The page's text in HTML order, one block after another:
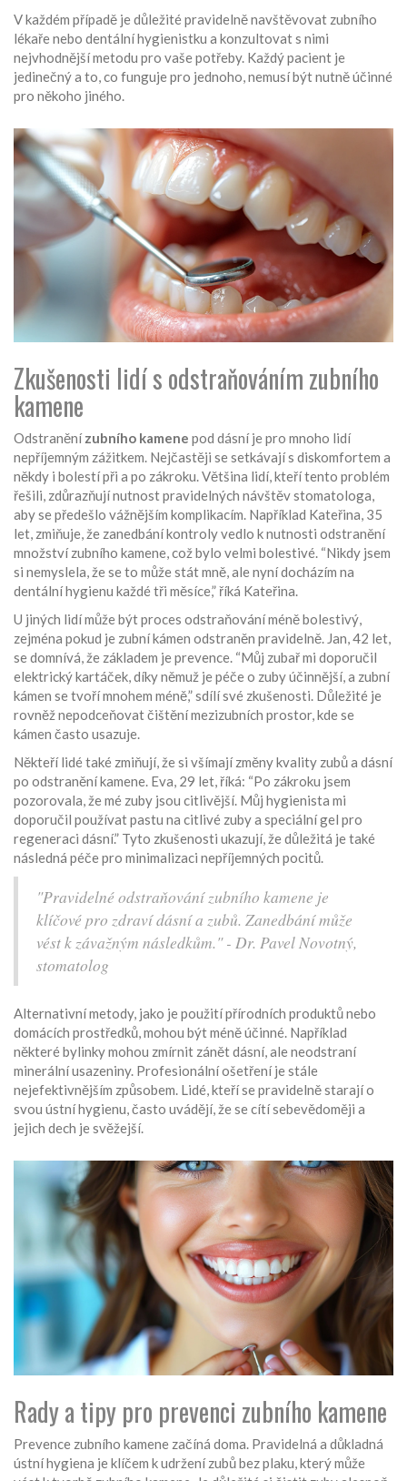
V každém případě je důležité pravidelně navštěvovat zubního
lékaře nebo dentální hygienistku a konzultovat s nimi
nejvhodnější metodu pro vaše potřeby. Každý pacient je
jedinečný a to, co funguje pro jednoho, nemusí být nutně účinné
pro někoho jiného.
Zkušenosti lidí s odstraňováním zubního
kamene
Odstraněnízubního kamene pod dásní je pro mnoho lidí
nepříjemným zážitkem. Nejčastěji se setkávají s diskomfortem a
někdy i bolestí při a po zákroku. Většina lidí, kteří tento problém
řešili, zdůrazňují nutnost pravidelných návštěv stomatologa,
aby se předešlo vážnějším komplikacím. Například Kateřina, 35
let, zmiňuje, že zanedbání kontroly vedlo k nutnosti odstranění
množství zubního kamene, což bylo velmi bolestivé. “Nikdy jsem
si nemyslela, že se to může stát mně, ale nyní docházím na
dentální hygienu každé tři měsíce,” říká Kateřina.
U jiných lidí může být proces odstraňování méně bolestivý,
zejména pokud je zubní kámen odstraněn pravidelně. Jan, 42 let,
se domnívá, že základem je prevence. “Můj zubař mi doporučil
elektrický kartáček, díky němuž je péče o zuby účinnější, a zubní
kámen se tvoří mnohem méně,” sdílí své zkušenosti. Důležité je
rovněž nepodceňovat čištění mezizubních prostor, kde se
kámen často usazuje.
Někteří lidé také zmiňují, že si všímají změny kvality zubů a dásní
po odstranění kamene. Eva, 29 let, říká: “Po zákroku jsem
pozorovala, že mé zuby jsou citlivější. Můj hygienista mi
doporučil používat pastu na citlivé zuby a speciální gel pro
regeneraci dásní.” Tyto zkušenosti ukazují, že důležitá je také
následná péče pro minimalizaci nepříjemných pocitů.
"Pravidelné odstraňování zubního kamene je
klíčové pro zdraví dásní a zubů. Zanedbání může
vést k závažným následkům." - Dr. Pavel Novotný,
stomatolog
Alternativní metody, jako je použití přírodních produktů nebo
domácích prostředků, mohou být méně účinné. Například
některé bylinky mohou zmírnit zánět dásní, ale neodstraní
minerální usazeniny. Profesionální ošetření je stále
nejefektivnějším způsobem. Lidé, kteří se pravidelně starají o
svou ústní hygienu, často uvádějí, že se cítí sebevědoměji a
jejich dech je svěžejší.
Rady a tipy pro prevenci zubního kamene
Prevence zubního kamene začíná doma. Pravidelná a důkladná
ústní hygiena je klíčem k udržení zubů bez plaku, který může